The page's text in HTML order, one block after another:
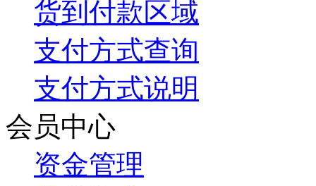
货到付款区域
支付方式查询
支付方式说明
会员中心
资金管理